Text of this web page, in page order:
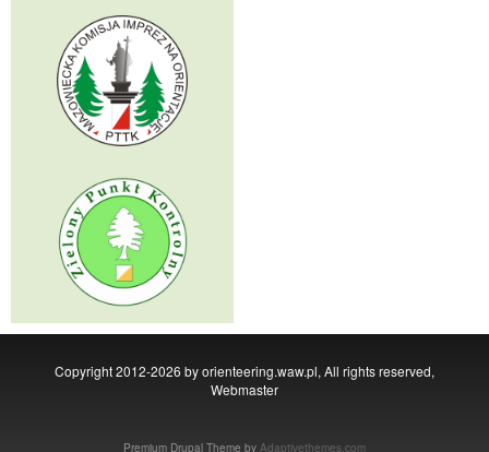
Copyright 2012-2026 by orienteering.waw.pl, All rights reserved,
Webmaster
Premium Drupal Theme by Adaptivethemes.com